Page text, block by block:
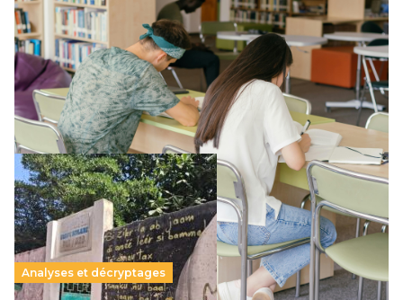
promesse républicaine
11 juillet 2026-
Le projet de loi sur la régulation de l’enseignement
supérieur privé met en lumière l’amplification d’un système
qui relègue l’acte pédagogique au superfétatoire, voire à…
Lire la suite →
Analyses et décryptages